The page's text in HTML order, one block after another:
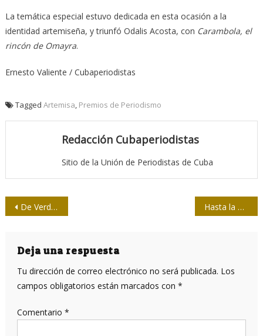
La temática especial estuvo dedicada en esta ocasión a la
identidad artemiseña, y triunfó Odalis Acosta, con Carambola, el
rincón de Omayra.
Ernesto Valiente / Cubaperiodistas
Tagged Artemisa, Premios de Periodismo
Redacción Cubaperiodistas
Sitio de la Unión de Periodistas de Cuba
Navegación
entradas
De Verde Olivo se pinta la Feria Hasta la Feria llegará Mujeres
Deja una respuesta
Tu dirección de correo electrónico no será publicada. Los
campos obligatorios están marcados con *
Comentario *